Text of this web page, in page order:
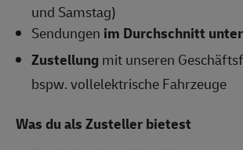
und Samstag)
Sendungen im Durchschnitt
Zustellungmit unseren
bspw. vollelektrische Fahrzeuge
Was du als Zusteller bietest